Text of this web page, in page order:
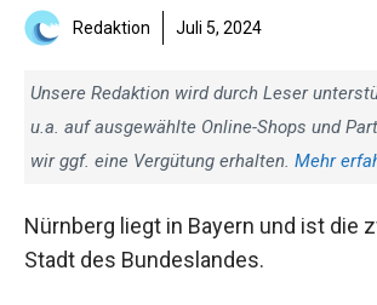
Redaktion Juli 5, 2024
Unsere Redaktion wird durch Leser
u.a. auf ausgewählte Online-Shops und
wir ggf. eine Vergütung erhalten. Mehr
Nürnberg liegt in Bayern und ist die
Stadt des Bundeslandes.